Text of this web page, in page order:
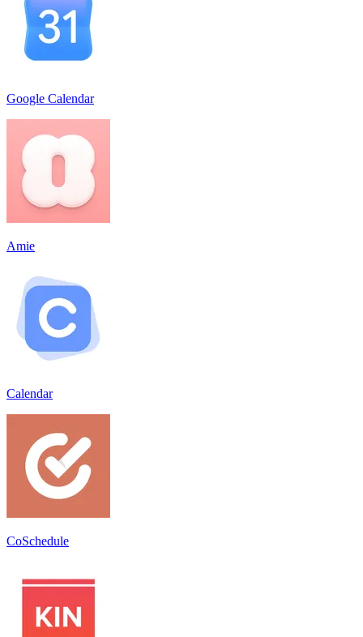
Google Calendar
Amie
Calendar
CoSchedule